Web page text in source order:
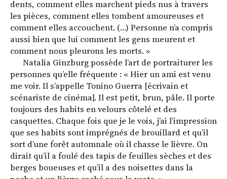
dents, comment elles marchent pieds nus à travers
les pièces, comment elles tombent amoureuses et
comment elles accouchent. (…) Personne n’a compris
aussi bien que lui comment les gens meurent et
comment nous pleurons les morts. »
Natalia Ginzburg possède l’art de portraiturer les
personnes qu’elle fréquente : « Hier un ami est venu
me voir. Il s’appelle Tonino Guerra [écrivain et
scénariste de cinéma]. Il est petit, brun, pâle. Il porte
toujours des habits en velours côtelé et des
casquettes. Chaque fois que je le vois, j’ai l’impression
que ses habits sont imprégnés de brouillard et qu’il
sort d’une forêt automnale où il chasse le lièvre. On
dirait qu’il a foulé des tapis de feuilles sèches et des
berges boueuses et qu’il a des noisettes dans la